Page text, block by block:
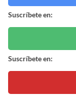
Suscríbete en:
Suscríbete en: